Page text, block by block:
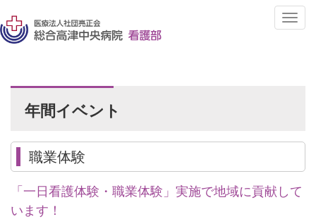
T
o
i
a
t
年間イベント
職業体験
「一日看護体験・職業体験」実施で地域に貢献して
います！